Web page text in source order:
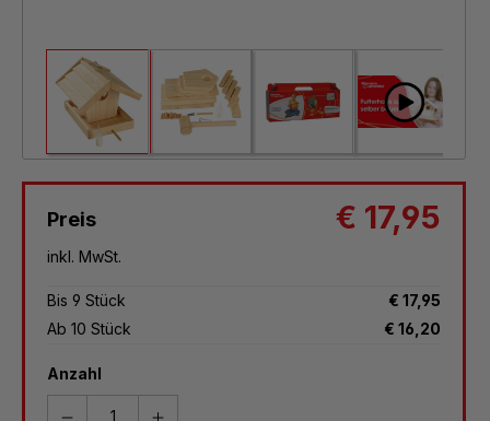
Preis € 17,95
inkl. MwSt.
Bis 9 Stück
€ 17,95
Ab 10 Stück € 16,20
Anzahl